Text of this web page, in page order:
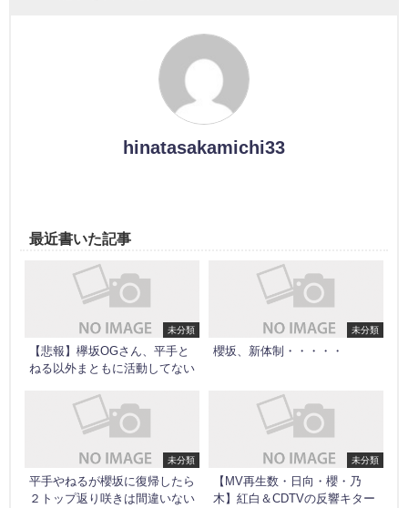
hinatasakamichi33
最近書いた記事
未分類
【悲報】欅坂OGさん、平手と
ねる以外まともに活動してない
未分類
櫻坂、新体制・・・・・
未分類
平手やねるが櫻坂に復帰したら
２トップ返り咲きは間違いない
未分類
【MV再生数・日向・櫻・乃
木】紅白＆CDTVの反響キター